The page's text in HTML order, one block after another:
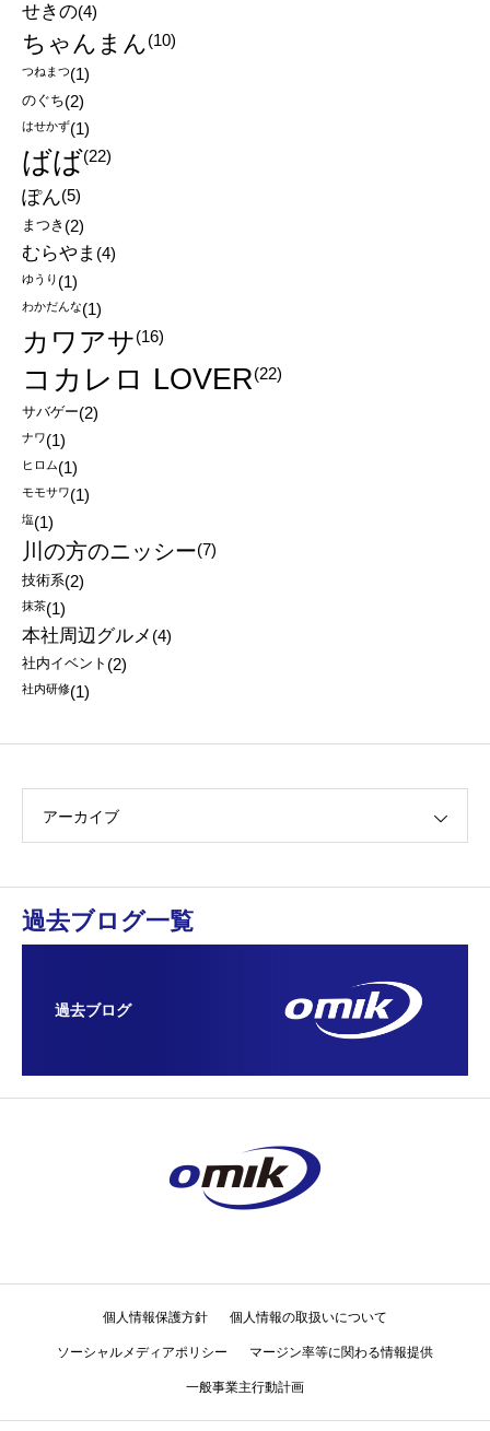
せきの(4)
ちゃんまん(10)
つねまつ(1)
のぐち(2)
はせかず(1)
ばば(22)
ぽん(5)
まつき (2)
むらやま (4)
ゆうり (1)
わかだんな(1)
カワアサ(16)
コカレロ LOVER(22)
サバゲー(2)
ナワ(1)
ヒロム(1)
モモサワ(1)
塩(1)
川の方のニッシー(7)
技術系(2)
抹茶(1)
本社周辺グルメ (4)
社内イベント (2)
社内研修(1)
アーカイブ
過去ブログ一覧
過去ブログ
個人情報保護方針 個人情報の取扱いについて
ソーシャルメディアポリシー マージン率等に関わる情報提供
一般事業主行動計画